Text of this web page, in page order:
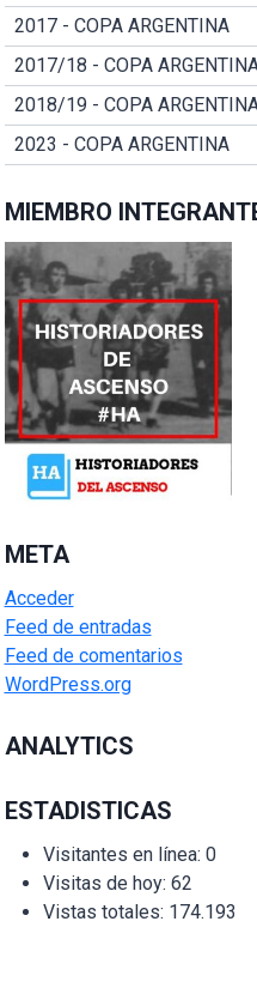
2017 - COPA ARGENTINA
2017/18 - COPA
2018/19 - COPA
2023 - COPA ARGENTINA
MIEMBRO
META
Acceder
Feed de entradas
Feed de comentarios
WordPress.org
ANALYTICS
ESTADISTICAS
Visitantes en línea: 0
Visitas de hoy: 62
Vistas totales: 174.193